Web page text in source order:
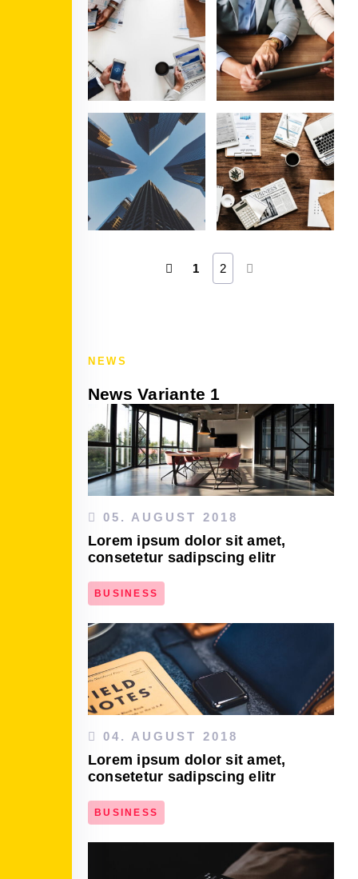
1 2
NEWS
News Variante 1
05. AUGUST 2018
Lorem ipsum dolor sit amet,
consetetur sadipscing elitr
BUSINESS
DEN ARTIKEL LESEN
04. AUGUST 2018
Lorem ipsum dolor sit amet,
consetetur sadipscing elitr
BUSINESS